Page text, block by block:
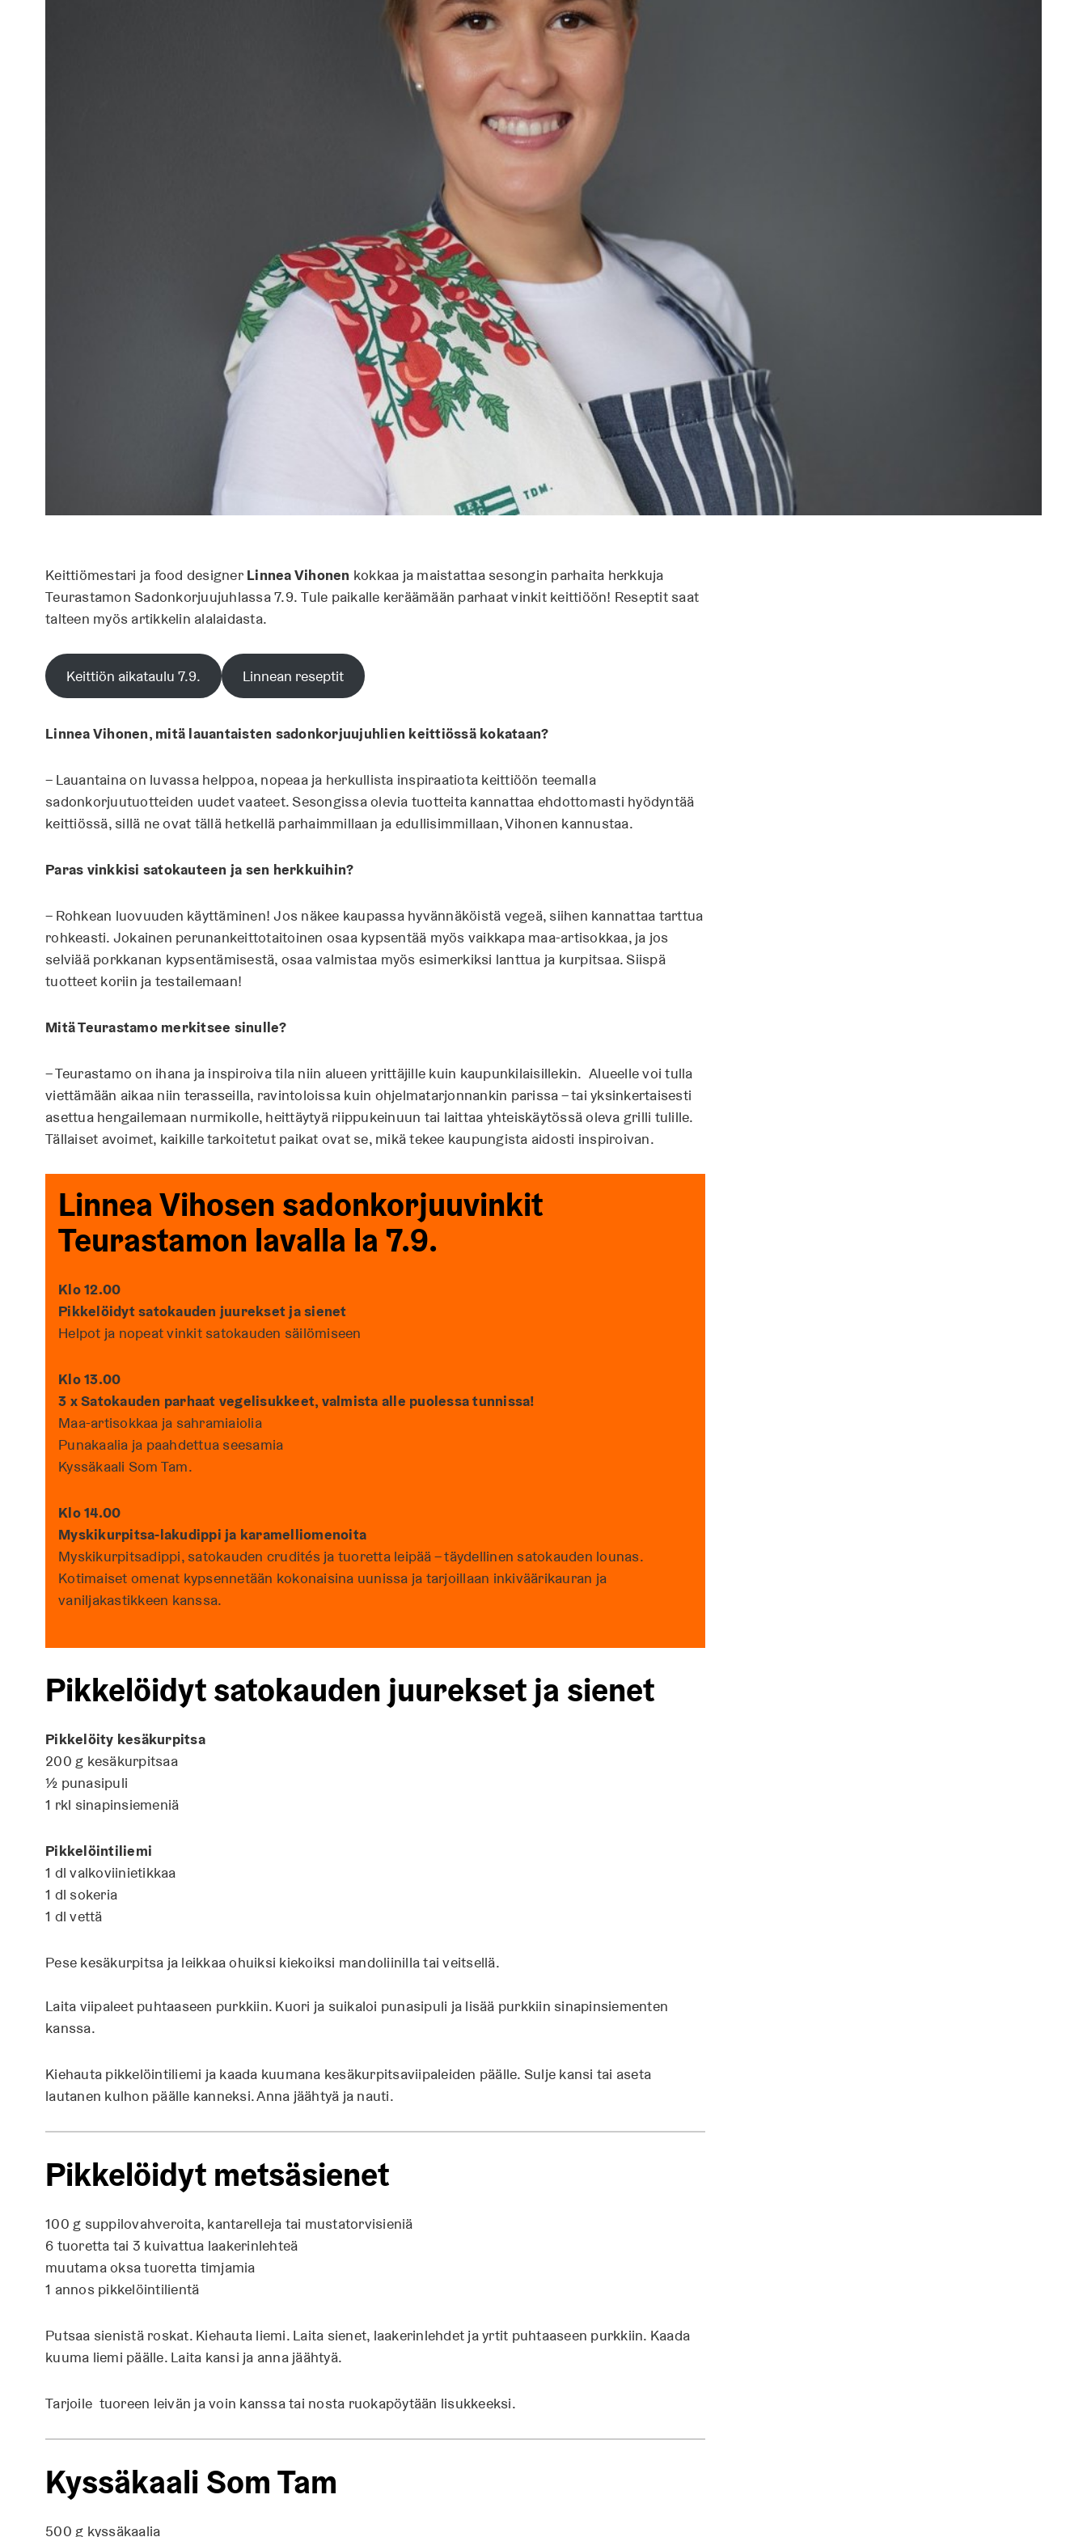
Keittiömestari ja food designer Linnea Vihonen kokkaa ja maistattaa sesongin parhaita herkkuja
Teurastamon Sadonkorjuujuhlassa 7.9. Tule paikalle keräämään parhaat vinkit keittiöön! Reseptit saat
talteen myös artikkelin alalaidasta.
Keittiön aikataulu 7.9. Linnean reseptit
Linnea Vihonen, mitä lauantaisten sadonkorjuujuhlien keittiössä kokataan?
– Lauantaina on luvassa helppoa, nopeaa ja herkullista inspiraatiota keittiöön teemalla
sadonkorjuutuotteiden uudet vaateet. Sesongissa olevia tuotteita kannattaa ehdottomasti hyödyntää
keittiössä, sillä ne ovat tällä hetkellä parhaimmillaan ja edullisimmillaan, Vihonen kannustaa.
Paras vinkkisi satokauteen ja sen herkkuihin?
– Rohkean luovuuden käyttäminen! Jos näkee kaupassa hyvännäköistä vegeä, siihen kannattaa tarttua
rohkeasti. Jokainen perunankeittotaitoinen osaa kypsentää myös vaikkapa maa-artisokkaa, ja jos
selviää porkkanan kypsentämisestä, osaa valmistaa myös esimerkiksi lanttua ja kurpitsaa. Siispä
tuotteet koriin ja testailemaan!
Mitä Teurastamo merkitsee sinulle?
– Teurastamo on ihana ja inspiroiva tila niin alueen yrittäjille kuin kaupunkilaisillekin. Alueelle voi tulla
viettämään aikaa niin terasseilla, ravintoloissa kuin ohjelmatarjonnankin parissa – tai yksinkertaisesti
asettua hengailemaan nurmikolle, heittäytyä riippukeinuun tai laittaa yhteiskäytössä oleva grilli tulille.
Tällaiset avoimet, kaikille tarkoitetut paikat ovat se, mikä tekee kaupungista aidosti inspiroivan.
Linnea Vihosen sadonkorjuuvinkit
Teurastamon lavalla la 7.9.
Klo 12.00
Pikkelöidyt satokauden juurekset ja sienet
Helpot ja nopeat vinkit satokauden säilömiseen
Klo 13.00
3 x Satokauden parhaat vegelisukkeet, valmista alle puolessa tunnissa!
Maa-artisokkaa ja sahramiaiolia
Punakaalia ja paahdettua seesamia
Kyssäkaali Som Tam.
Klo 14.00
Myskikurpitsa-lakudippi ja karamelliomenoita
Myskikurpitsadippi, satokauden crudités ja tuoretta leipää – täydellinen satokauden lounas.
Kotimaiset omenat kypsennetään kokonaisina uunissa ja tarjoillaan inkiväärikauran ja
vaniljakastikkeen kanssa.
Pikkelöidyt satokauden juurekset ja sienet
Pikkelöity kesäkurpitsa
200 g kesäkurpitsaa
½ punasipuli
1 rkl sinapinsiemeniä
Pikkelöintiliemi
1 dl valkoviinietikkaa
1 dl sokeria
1 dl vettä
Pese kesäkurpitsa ja leikkaa ohuiksi kiekoiksi mandoliinilla tai veitsellä.
Laita viipaleet puhtaaseen purkkiin. Kuori ja suikaloi punasipuli ja lisää purkkiin sinapinsiementen
kanssa.
Kiehauta pikkelöintiliemi ja kaada kuumana kesäkurpitsaviipaleiden päälle. Sulje kansi tai aseta
lautanen kulhon päälle kanneksi. Anna jäähtyä ja nauti.
Pikkelöidyt metsäsienet
100 g suppilovahveroita, kantarelleja tai mustatorvisieniä
6 tuoretta tai 3 kuivattua laakerinlehteä
muutama oksa tuoretta timjamia
1 annos pikkelöintilientä
Putsaa sienistä roskat. Kiehauta liemi. Laita sienet, laakerinlehdet ja yrtit puhtaaseen purkkiin. Kaada
kuuma liemi päälle. Laita kansi ja anna jäähtyä.
Tarjoile tuoreen leivän ja voin kanssa tai nosta ruokapöytään lisukkeeksi.
Kyssäkaali Som Tam
500 g kyssäkaalia